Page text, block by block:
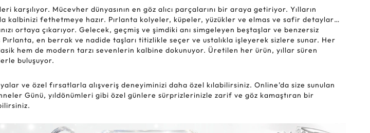
karşılıyor. Mücevher dünyasının en göz alıcı parçalarını bir araya getiriyor. Yılların
kalbinizi fethetmeye hazır. Pırlanta kolyeler, küpeler, yüzükler ve elmas ve safir detaylar…
ortaya çıkarıyor. Gelecek, geçmiş ve şimdiki anı simgeleyen beştaşlar ve benzersiz
en berrak ve nadide taşları titizlikle seçer ve ustalıkla işleyerek sizlere sunar. Her
hem de modern tarzı sevenlerin kalbine dokunuyor. Üretilen her ürün, yıllar süren
buluşuyor.
ve özel fırsatlarla alışveriş deneyiminizi daha özel kılabilirsiniz. Online’da size sunulan
Günü, yıldönümleri gibi özel günlere sürprizlerinizle zarif ve göz kamaştıran bir